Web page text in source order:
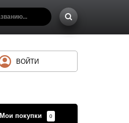
Мои покупки 0
ВОЙТИ